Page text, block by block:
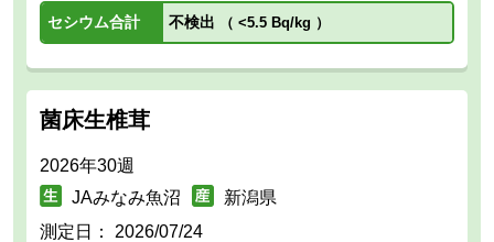
セシウム合計 不検出 （ <5.5 Bq/kg ）
菌床生椎茸
2026年30週
JAみなみ魚沼
新潟県
測定日： 2026/07/24